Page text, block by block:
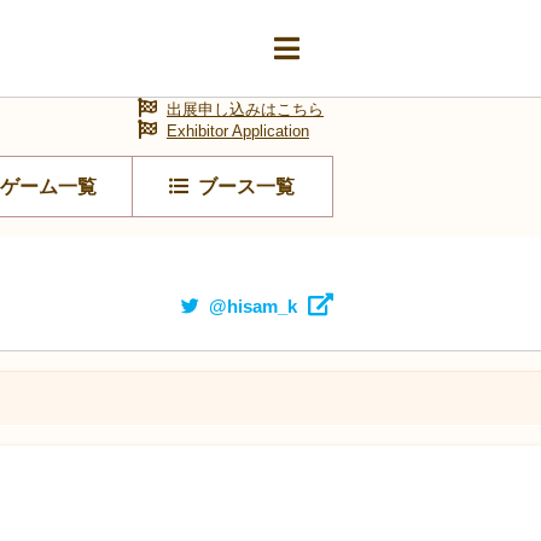
ゲーム一覧 ブース一覧
出展申し込みはこちら
Exhibitor Application
@hisam_k